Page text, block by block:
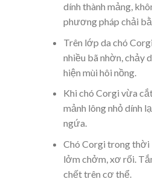
dính thành mảng,
phương pháp chải
Trên lớp da chó
nhiều bã nhờn, chảy
hiện mùi hôi nồng.
Khi chó Corgi vừa
mảnh lông nhỏ dính
ngứa.
Chó Corgi trong thời
lởm chởm, xơ rối.
chết trên cơ thể.